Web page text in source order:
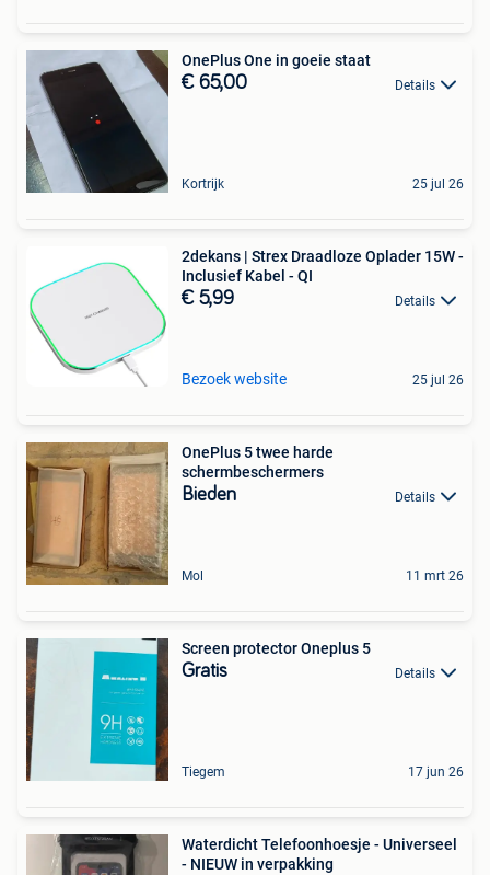
OnePlus One in goeie staat
€ 65,00 Details
Kortrijk 25 jul 26
2dekans | Strex Draadloze Oplader 15W -
Inclusief Kabel - QI
€ 5,99 Details
Bezoek website 25 jul 26
OnePlus 5 twee harde
schermbeschermers
Bieden Details
Mol 11 mrt 26
Screen protector Oneplus 5
Gratis Details
Tiegem 17 jun 26
Waterdicht Telefoonhoesje - Universeel
- NIEUW in verpakking